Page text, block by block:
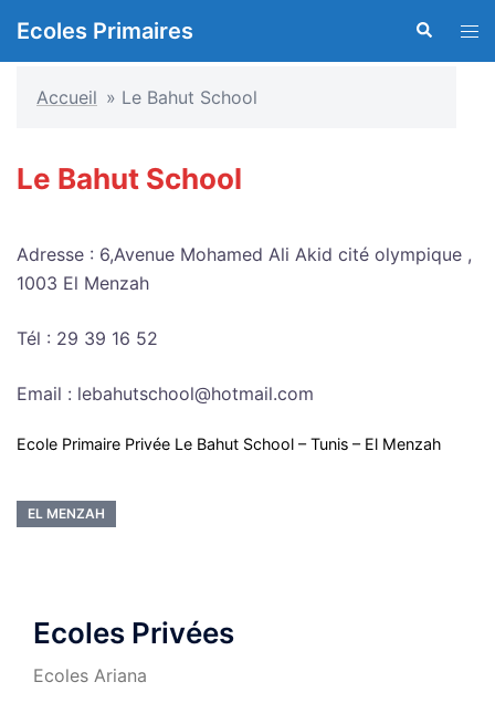
auEcoles Primaires
le
Accueil » Le Bahut School
Le Bahut School
Adresse : 6,Avenue Mohamed Ali Akid cité olympique ,
1003 El Menzah
Tél : 29 39 16 52
Email : lebahutschool@hotmail.com
Ecole Primaire Privée Le Bahut School – Tunis – El Menzah
EL MENZAH
Ecoles Privées
Ecoles Ariana